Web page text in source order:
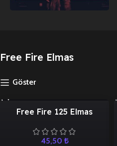
Free Fire Elmas
Göster
Free Fire 125 Elmas
45,50 ₺